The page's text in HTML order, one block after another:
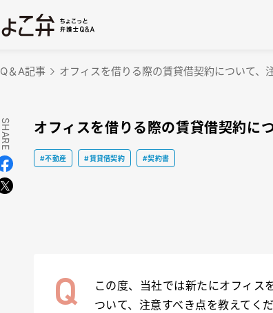
Q＆A記事 オフィスを借りる際の賃貸借契約について、
SHARE オフィスを借りる際の賃貸借契約に
#不動産 #賃貸借契約 #契約書
この度、当社では新たにオフィス
ついて、注意すべき点を教えてくだ